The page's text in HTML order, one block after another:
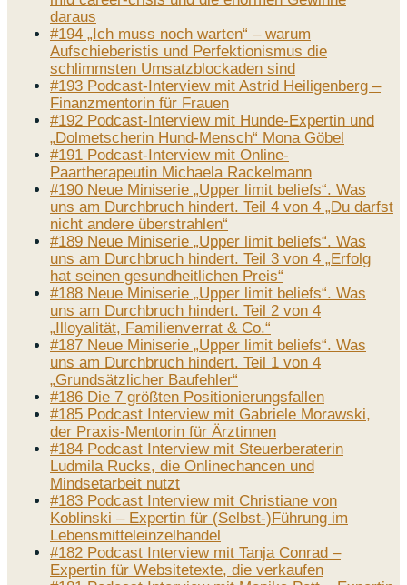
daraus
#194 „Ich muss noch warten“ – warum
Aufschieberistis und Perfektionismus die
schlimmsten Umsatzblockaden sind
#193 Podcast-Interview mit Astrid Heiligenberg –
Finanzmentorin für Frauen
#192 Podcast-Interview mit Hunde-Expertin und
„Dolmetscherin Hund-Mensch“ Mona Göbel
#191 Podcast-Interview mit Online-
Paartherapeutin Michaela Rackelmann
#190 Neue Miniserie „Upper limit beliefs“. Was
uns am Durchbruch hindert. Teil 4 von 4 „Du darfst
nicht andere überstrahlen“
#189 Neue Miniserie „Upper limit beliefs“. Was
uns am Durchbruch hindert. Teil 3 von 4 „Erfolg
hat seinen gesundheitlichen Preis“
#188 Neue Miniserie „Upper limit beliefs“. Was
uns am Durchbruch hindert. Teil 2 von 4
„Illoyalität, Familienverrat & Co.“
#187 Neue Miniserie „Upper limit beliefs“. Was
uns am Durchbruch hindert. Teil 1 von 4
„Grundsätzlicher Baufehler“
#186 Die 7 größten Positionierungsfallen
#185 Podcast Interview mit Gabriele Morawski,
der Praxis-Mentorin für Ärztinnen
#184 Podcast Interview mit Steuerberaterin
Ludmila Rucks, die Onlinechancen und
Mindsetarbeit nutzt
#183 Podcast Interview mit Christiane von
Koblinski – Expertin für (Selbst-)Führung im
Lebensmitteleinzelhandel
#182 Podcast Interview mit Tanja Conrad –
Expertin für Websitetexte, die verkaufen